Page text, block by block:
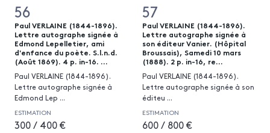
56
Paul VERLAINE (1844-1896).
Lettre autographe signée à
Edmond Lepelletier, ami
d'enfance du poète. S.l.n.d.
(Août 1869). 4 p. in-16. ...
Paul VERLAINE (1844-1896).
Lettre autographe signée à
Edmond Lep ...
ESTIMATION
300 / 400 €
57
Paul VERLAINE (1844-1896).
Lettre autographe signée à
son éditeur Vanier. (Hôpital
Broussais), Samedi 10 mars
(1888). 2 p. in-16, re...
Paul VERLAINE (1844-1896).
Lettre autographe signée à son
éditeu ...
ESTIMATION
600 / 800 €